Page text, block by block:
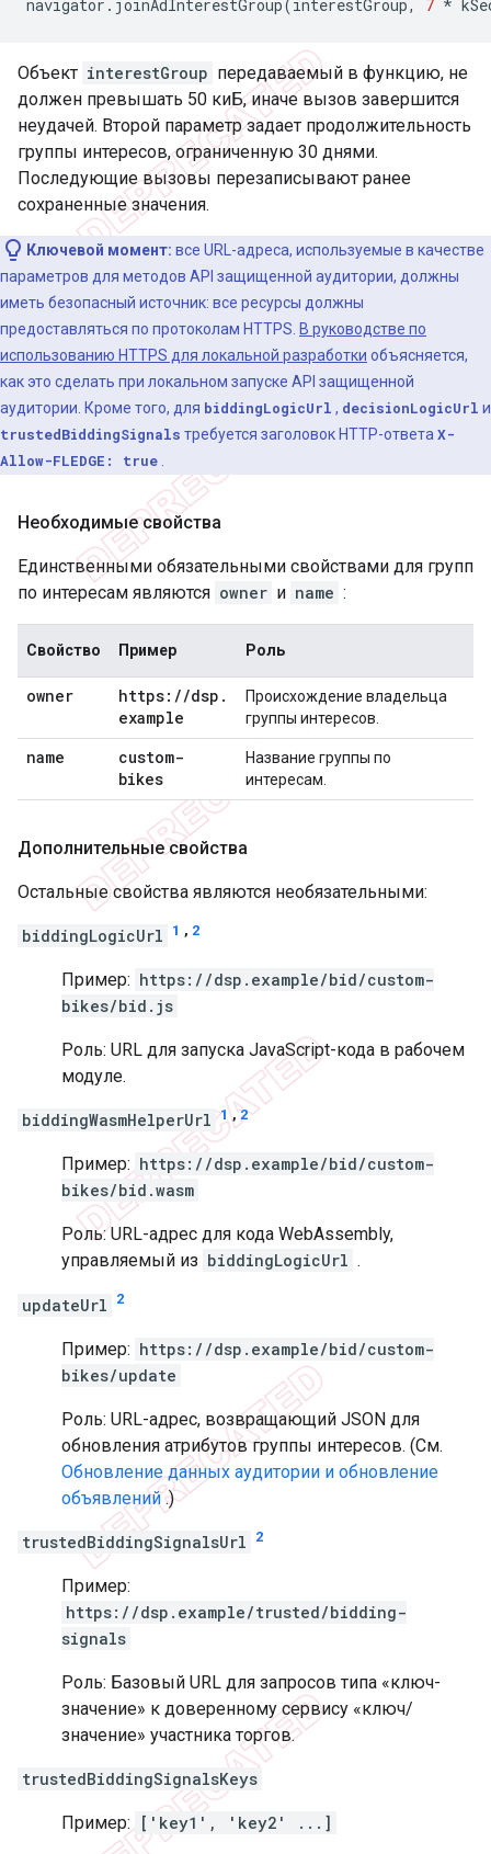
navigator . joinAdInterestGroup( interestGroup, 7 *
Объект interestGroup передаваемый в функцию, не
должен превышать 50 киБ, иначе вызов завершится
неудачей. Второй параметр задает продолжительность
группы интересов, ограниченную 30 днями.
Последующие вызовы перезаписывают ранее
сохраненные значения.
Ключевой момент: все URL-адреса, используемые в качестве
параметров для методов API защищенной аудитории, должны
иметь безопасный источник: все ресурсы должны
предоставляться по протоколам HTTPS. В руководстве по
использованию HTTPS для локальной разработки объясняется,
как это сделать при локальном запуске API защищенной
аудитории. Кроме того, для biddingLogicUrl , decisionLogicUrl и
trustedBiddingSignals требуется заголовок HTTP-ответа X-
Allow-FLEDGE: true
Необходимые свойства
Единственными обязательными свойствами для групп
по интересам являются owner и name :
Свойство Пример Роль
owner https: //dsp .
example
Происхождение владельца
группы интересов.
name
custom-
bikes
Название группы по
интересам.
Дополнительные свойства
Остальные свойства являются необязательными:
biddingLogicUrl 1 , 2
Пример: https://dsp.example/bid/custom-
bikes/bid.js
Роль: URL для запуска JavaScript-кода в рабочем
модуле.
biddingWasmHelperUrl 1,2
Пример: https://dsp.example/bid/custom-
bikes/bid.wasm
Роль: URL-адрес для кода WebAssembly,
управляемый из biddingLogicUrl .
updateUrl 2
Пример: https://dsp.example/bid/custom-
bikes/update
Роль: URL-адрес, возвращающий JSON для
обновления атрибутов группы интересов. (См.
Обновление данных аудитории и обновление
объявлений.)
trustedBiddingSignalsUrl 2
Пример:
https://dsp.example/trusted/bidding-
signals
Роль: Базовый URL для запросов типа «ключ-
значение» к доверенному сервису «ключ/
значение» участника торгов.
trustedBiddingSignalsKeys
Пример: ['key1', 'key2' ...]